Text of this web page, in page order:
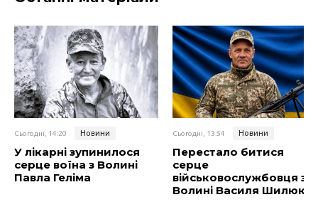
Сьогодні, 14:20 Новини
У лікарні зупинилося
серце воїна з Волині
Павла Геліма
Сьогодні, 13:54 Новини
Перестало битися
серце
військовослужбовця з
Волині Василя Шилюка